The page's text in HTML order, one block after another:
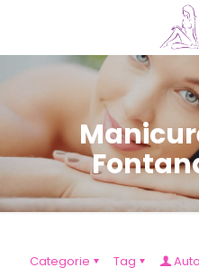
Categorie Tag